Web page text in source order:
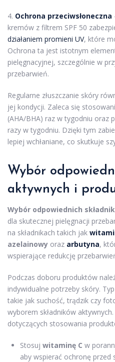
4. Ochrona przeciwsłoneczna
kremów z filtrem SPF 50
działaniem promieni UV, które
Ochrona ta jest istotnym
pielęgnacyjnej, szczególnie w
przebarwień.
Regularne złuszczanie skóry
jej kondycji. Zaleca się
(AHA/BHA) raz w tygodniu oraz
razy w tygodniu. Dzięki tym
lepiej wchłaniane, co skutkuje
Wybór
aktywnych i
Wybór odpowiednich
dla skutecznej pielęgnacji
na składnikach takich jak
azelainowy oraz arbutyna,
wspierające redukcję
Podczas doboru produktów
indywidualne potrzeby skóry.
takie jak suchość, trądzik czy
wyborem składników
dotyczących stosowania
Stosuj witaminę C w
aby wspierać ochronę przed